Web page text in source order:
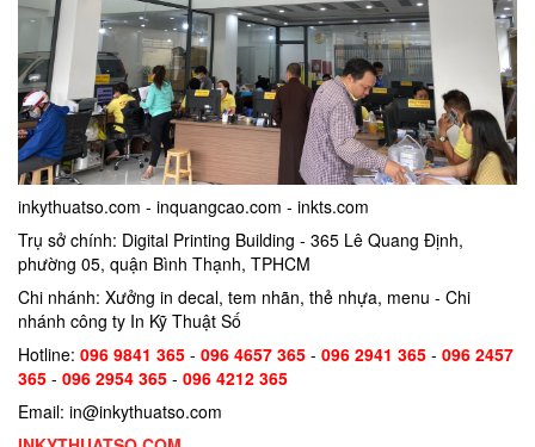
inkythuatso.com - inquangcao.com - inkts.com
Trụ sở chính: Digital Printing Building - 365 Lê Quang Định,
phường 05, quận Bình Thạnh, TPHCM
Chi nhánh: Xưởng in decal, tem nhãn, thẻ nhựa, menu - Chi
nhánh công ty In Kỹ Thuật Số
Hotline: 096 9841 365 - 096 4657 365 - 096 2941 365 - 096 2457
365 - 096 2954 365 - 096 4212 365
Email: in@inkythuatso.com